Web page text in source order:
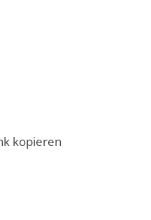
kopieren